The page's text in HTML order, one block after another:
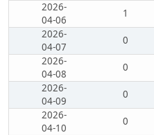
2026-
04-06
1
2026-
04-07
0
2026-
04-08
0
2026-
04-09
0
2026-
04-10
0